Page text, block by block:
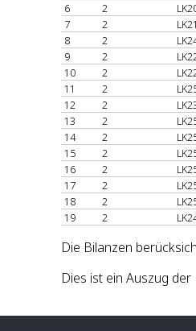
6
2
7
2
8
2
9
2
10
2
11
2
12
2
13
2
14
2
15
2
16
2
17
2
18
2
19
2
Die Bilanzen
Dies ist ein Auszug